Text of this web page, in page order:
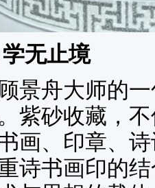
无止境
舟大师的一
紫砂收藏，
画、印章、
诗书画印的